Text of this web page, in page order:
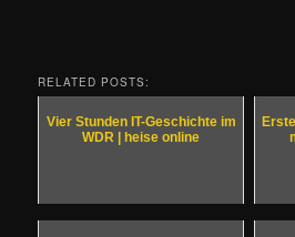
RELATED POSTS:
Vier Stunden IT-Geschichte im
WDR | heise online